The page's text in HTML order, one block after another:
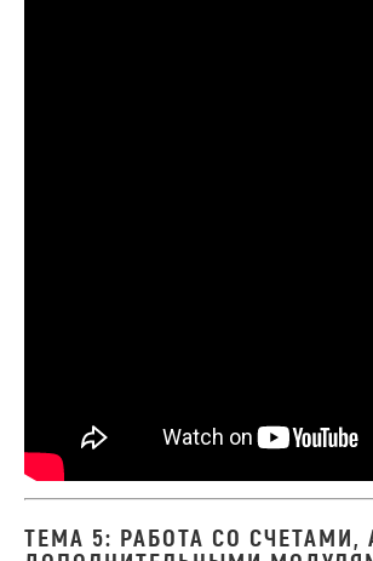
ТЕМА 5: РАБОТА СО СЧЕТАМИ,